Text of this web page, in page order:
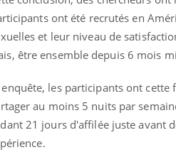
ont été recrutés en
et leur niveau de
être ensemble depuis 6 mois
les participants ont
au moins 5 nuits par
21 jours d'affilée juste avant
aborder...
questions
montrer ...